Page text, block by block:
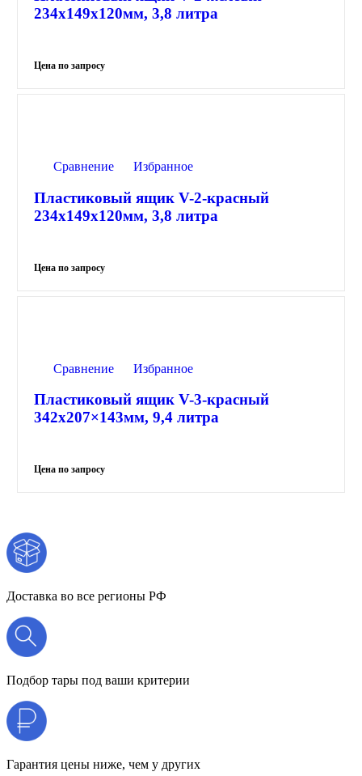
234х149х120мм, 3,8 литра
Сравнение Избранное
Пластиковый ящик V-2-красный
234х149х120мм, 3,8 литра
Сравнение Избранное
Пластиковый ящик V-3-красный
342х207×143мм, 9,4 литра
Доставка во все регионы РФ
Подбор тары под ваши критерии
Гарантия цены ниже, чем у других